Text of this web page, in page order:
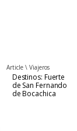
Article \ Viajeros
Destinos: Fuerte
de San Fernando
de Bocachica